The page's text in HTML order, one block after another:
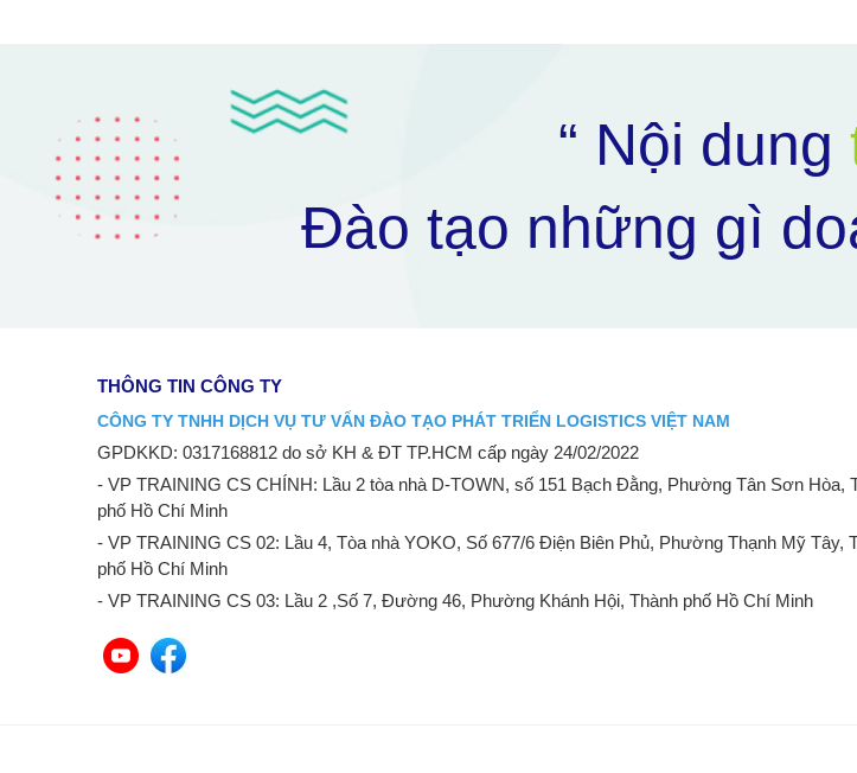
“ Nội dung
Đào tạo những gì
THÔNG TIN CÔNG TY
CÔNG TY TNHH DỊCH VỤ TƯ VẤN ĐÀO TẠO PHÁT TRIỂN LOGISTICS VIỆT NAM
GPDKKD: 0317168812 do sở KH & ĐT TP.HCM cấp ngày 24/02/2022
- VP TRAINING CS CHÍNH: Lầu 2 tòa nhà D-TOWN, số 151 Bạch Đằng, Phường Tân Sơn Hòa,
phố Hồ Chí Minh
- VP TRAINING CS 02: Lầu 4, Tòa nhà YOKO, Số 677/6 Điện Biên Phủ, Phường Thạnh Mỹ Tây,
phố Hồ Chí Minh
- VP TRAINING CS 03: Lầu 2 ,Số 7, Đường 46, Phường Khánh Hội, Thành phố Hồ Chí Minh